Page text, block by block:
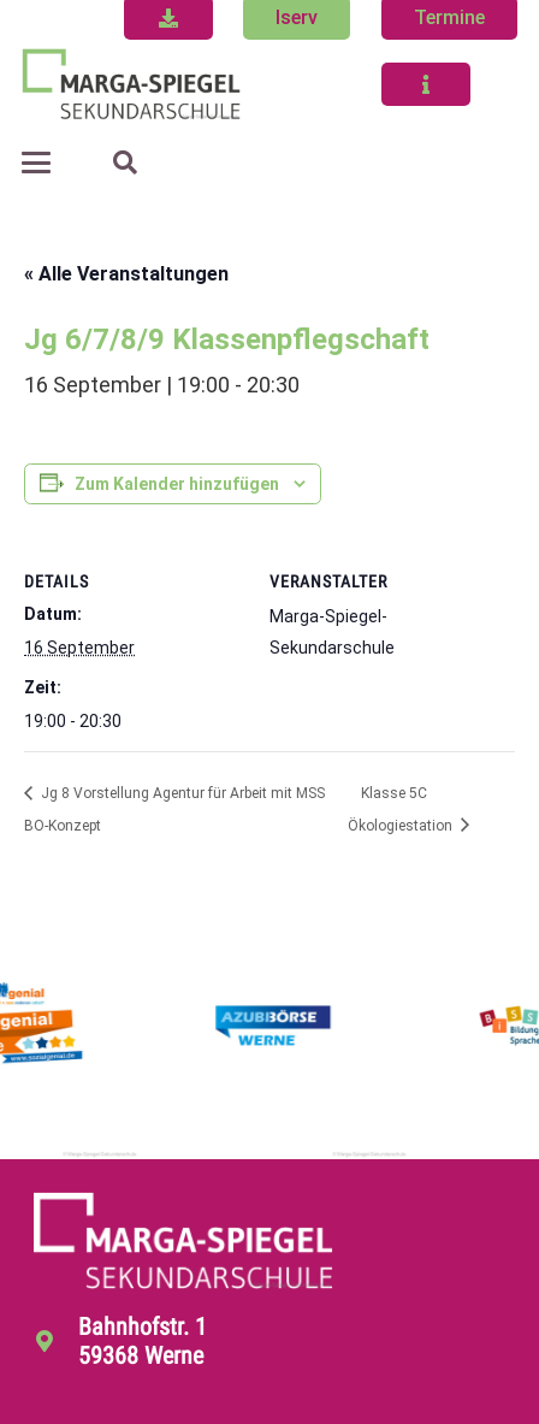
Iserv Termine
« Alle Veranstaltungen
Jg 6/7/8/9 Klassenpflegschaft
16 September | 19:00 - 20:30
Zum Kalender hinzufügen
DETAILS
Datum:
16 September
Zeit:
19:00 - 20:30
VERANSTALTER
Marga-Spiegel-
Sekundarschule
Jg 8 Vorstellung Agentur für Arbeit mit MSS
BO-Konzept
Klasse 5C
Ökologiestation
Bahnhofstr. 1
59368 Werne